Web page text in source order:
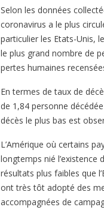
Selon les données
coronavirus a le plus
particulier les Etats-Unis,
le plus grand nombre de
pertes humaines
En termes de taux de
de 1,84 personne
décès le plus bas est
L’Amérique où certains
longtemps nié l’existence
résultats plus faibles que
ont très tôt adopté des
accompagnées de